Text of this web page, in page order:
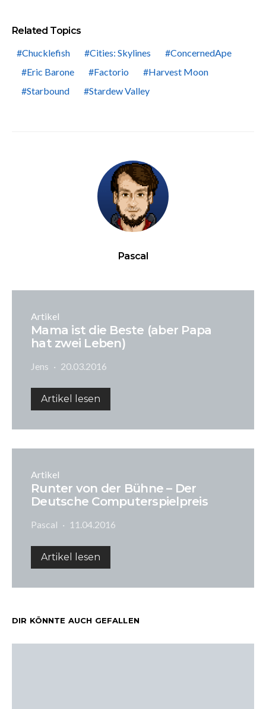
Related Topics
Chucklefish
Cities: Skylines
ConcernedApe
Eric Barone
Factorio
Harvest Moon
Starbound
Stardew Valley
Pascal
Artikel
Mama ist die Beste (aber Papa
hat zwei Leben)
Jens 20.03.2016
Artikel lesen
Artikel
Runter von der Bühne – Der
Deutsche Computerspielpreis
Pascal 11.04.2016
Artikel lesen
DIR KÖNNTE AUCH GEFALLEN